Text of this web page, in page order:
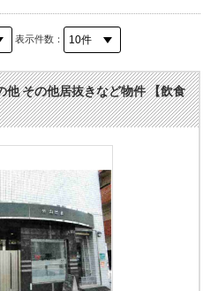
表示件数：
他 その他居抜きなど物件 【飲食